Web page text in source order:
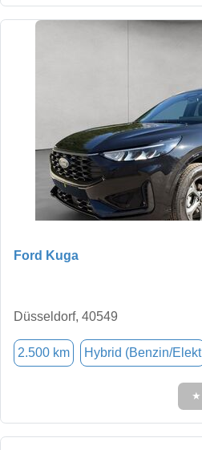
Ford Kuga
Düsseldorf, 40549
2.500 km Hybrid (Benzin/Elekt
★